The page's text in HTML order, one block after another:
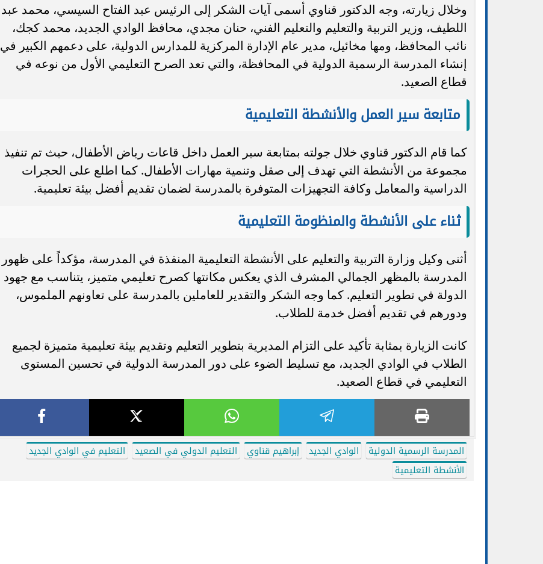
وخلال زيارته، وجه الدكتور قناوي أسمى آيات الشكر إلى الرئيس عبد الفتاح السيسي، محمد عبد
اللطيف، وزير التربية والتعليم والتعليم الفني، حنان مجدي، محافظ الوادي الجديد، محمد كجك،
نائب المحافظ، ومها مخائيل، مدير عام الإدارة المركزية للمدارس الدولية، على دعمهم الكبير في
إنشاء المدرسة الرسمية الدولية في المحافظة، والتي تعد الصرح التعليمي الأول من نوعه في
قطاع الصعيد.
متابعة سير العمل والأنشطة التعليمية
كما قام الدكتور قناوي خلال جولته بمتابعة سير العمل داخل قاعات رياض الأطفال، حيث تم تنفيذ
مجموعة من الأنشطة التي تهدف إلى صقل وتنمية مهارات الأطفال. كما اطلع على الحجرات
الدراسية والمعامل وكافة التجهيزات المتوفرة بالمدرسة لضمان تقديم أفضل بيئة تعليمية.
ثناء على الأنشطة والمنظومة التعليمية
أثنى وكيل وزارة التربية والتعليم على الأنشطة التعليمية المنفذة في المدرسة، مؤكداً على ظهور
المدرسة بالمظهر الجمالي المشرف الذي يعكس مكانتها كصرح تعليمي متميز، يتناسب مع جهود
الدولة في تطوير التعليم. كما وجه الشكر والتقدير للعاملين بالمدرسة على تعاونهم الملموس،
ودورهم في تقديم أفضل خدمة للطلاب.
كانت الزيارة بمثابة تأكيد على التزام المديرية بتطوير التعليم وتقديم بيئة تعليمية متميزة لجميع
الطلاب في الوادي الجديد، مع تسليط الضوء على دور المدرسة الدولية في تحسين المستوى
التعليمي في قطاع الصعيد.
المدرسة الرسمية الدولية الوادي الجديد إبراهيم قناوي التعليم الدولي في الصعيد
التعليم في الوادي الجديد
الأنشطة التعليمية